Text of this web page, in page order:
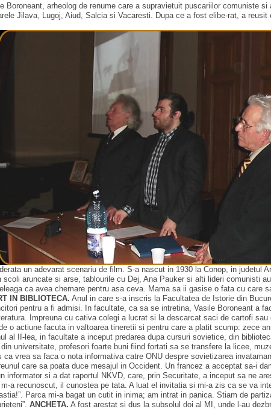
Boroneant, arheolog de renume care a supravietuit puscariilor comuniste
Jilava, Lugoj, Aiud, Salcia si Vacaresti. Dupa ce a fost elibe-rat, a
un adevarat scenariu de film. S-a nascut in 1930 la Conop, in
aruncate si arse, tablourile cu Dej, Ana Pauker si alti lideri comunisti
ca avea chemare pentru asa ceva. Mama sa ii gasise o fata cu
IN BIBLIOTECA. Anul in care s-a inscris la Facultatea de Istorie din
pentru a fi admisi. In facultate, ca sa se intretina, Vasile Boroneant a
Impreuna cu cativa colegi a lucrat si la descarcat saci de cartofi
o actiune facuta in valtoarea tineretii si pentru care a platit scump: zece
al II-lea, in facultate a inceput predarea dupa cursuri sovietice, din
universitate, profesori foarte buni fiind fortati sa se transfere la licee,
vrea sa faca o nota informativa catre ONU despre sovietizarea
care sa poata duce mesajul in Occident. Un francez a acceptat sa-i
informator si a dat raportul NKVD, care, prin Securitate, a inceput sa ne
a recunoscut, il cunostea pe tata. A luat el invitatia si mi-a zis ca se va
Parca mi-a bagat un cutit in inima; am intrat in panica. Stiam de
ANCHETA. A fost arestat si dus la subsolul doi al MI, unde l-au